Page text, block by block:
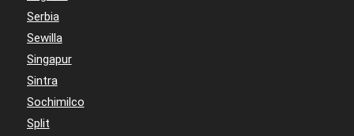
Serbia
Sewilla
Singapur
Sintra
Sochimilco
Split